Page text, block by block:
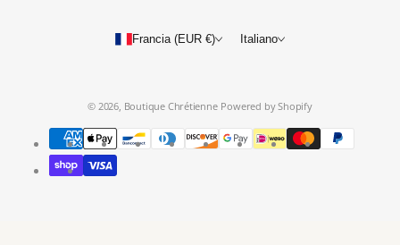
Francia (EUR €) Italiano
© 2026, Boutique Chrétienne Powered by Shopify
Metodi
pagamento